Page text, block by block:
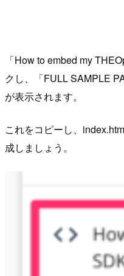
「How to embed my
クし、「FULL SAMPLE
が表示されます。
これをコピーし、
成しましょう。